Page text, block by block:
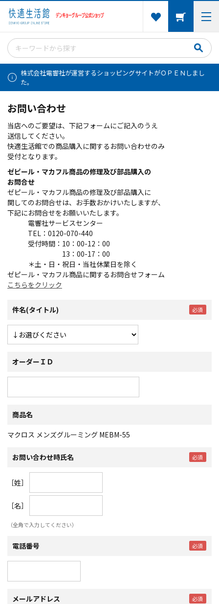
株式会社電響社が運営するショッピングサイトがＯＰＥＮしまし
た。
お問い合わせ
当店へのご要望は、下記フォームにご記入のうえ
送信してください。
快適生活館での商品購入に関するお問い合わせのみ
受付となります。
ゼピール・マカフル商品の修理及び部品購入の
お問合せ
ゼピール・マカフル商品の修理及び部品購入に
関してのお問合せは、お手数おかけいたしますが、
下記にお問合せをお願いいたします。
電響社サービスセンター
TEL：0120-070-440
受付時間：10：00-12：00
13：00-17：00
＊土・日・祝日・当社休業日を除く
ゼピール・マカフル商品に関するお問合せフォーム
こちらをクリック
件名(タイトル)
オーダーＩＤ
商品名
マクロス メンズグルーミング MEBM-55
お問い合わせ時氏名
［姓］
［名］
（全角で入力してください）
電話番号
メールアドレス